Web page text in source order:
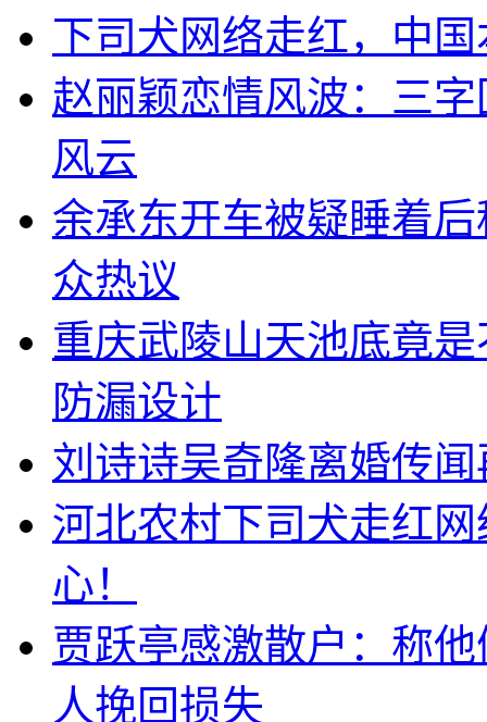
下司犬网络走红，中
赵丽颖恋情风波：三
风云
余承东开车被疑睡着
众热议
重庆武陵山天池底竟
防漏设计
刘诗诗吴奇隆离婚传
河北农村下司犬走红
心！
贾跃亭感激散户：称
人挽回损失